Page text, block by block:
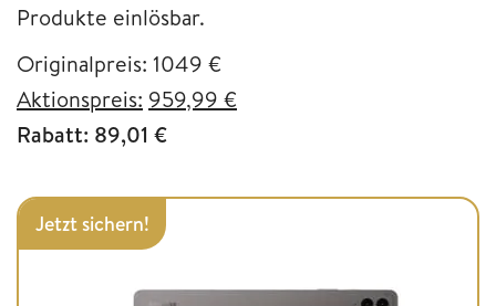
Produkte einlösbar.
Originalpreis: 1049 €
Aktionspreis: 959,99 €
Rabatt: 89,01 €
Jetzt sichern!